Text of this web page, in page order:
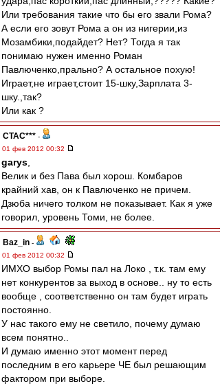
Или требования такие что бы его звали Рома?
А если его зовут Рома а он из нигерии,из
Мозамбики,подайдет? Нет? Тогда я так
понимаю нужен именно Роман
Павлюченко,прально? А остальное похую!
Играет,не играет,стоит 15-шку,Зарплата 3-
шку.,так?
Или как ?
CTAC*** -
01 фев 2012 00:32
garys
Велик и без Пава был хорош. Комбаров
крайний хав, он к Павлюченко не причем.
Дзюба ничего толком не показывает. Как я уже
говорил, уровень Томи, не более.
Baz_in -
01 фев 2012 00:32
ИМХО выбор Ромы пал на Локо , т.к. там ему
нет конкурентов за выход в основе.. ну то есть
вообще , соответственно он там будет играть
постоянно.
У нас такого ему не светило, почему думаю
всем понятно..
И думаю именно этот момент перед
последним в его карьере ЧЕ был решающим
фактором при выборе.